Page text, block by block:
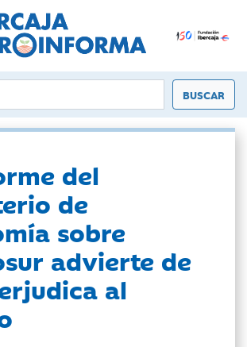
del
de
sobre
advierte de
al